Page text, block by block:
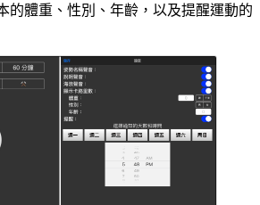
的體重、性別、年齡，以及提醒運動的